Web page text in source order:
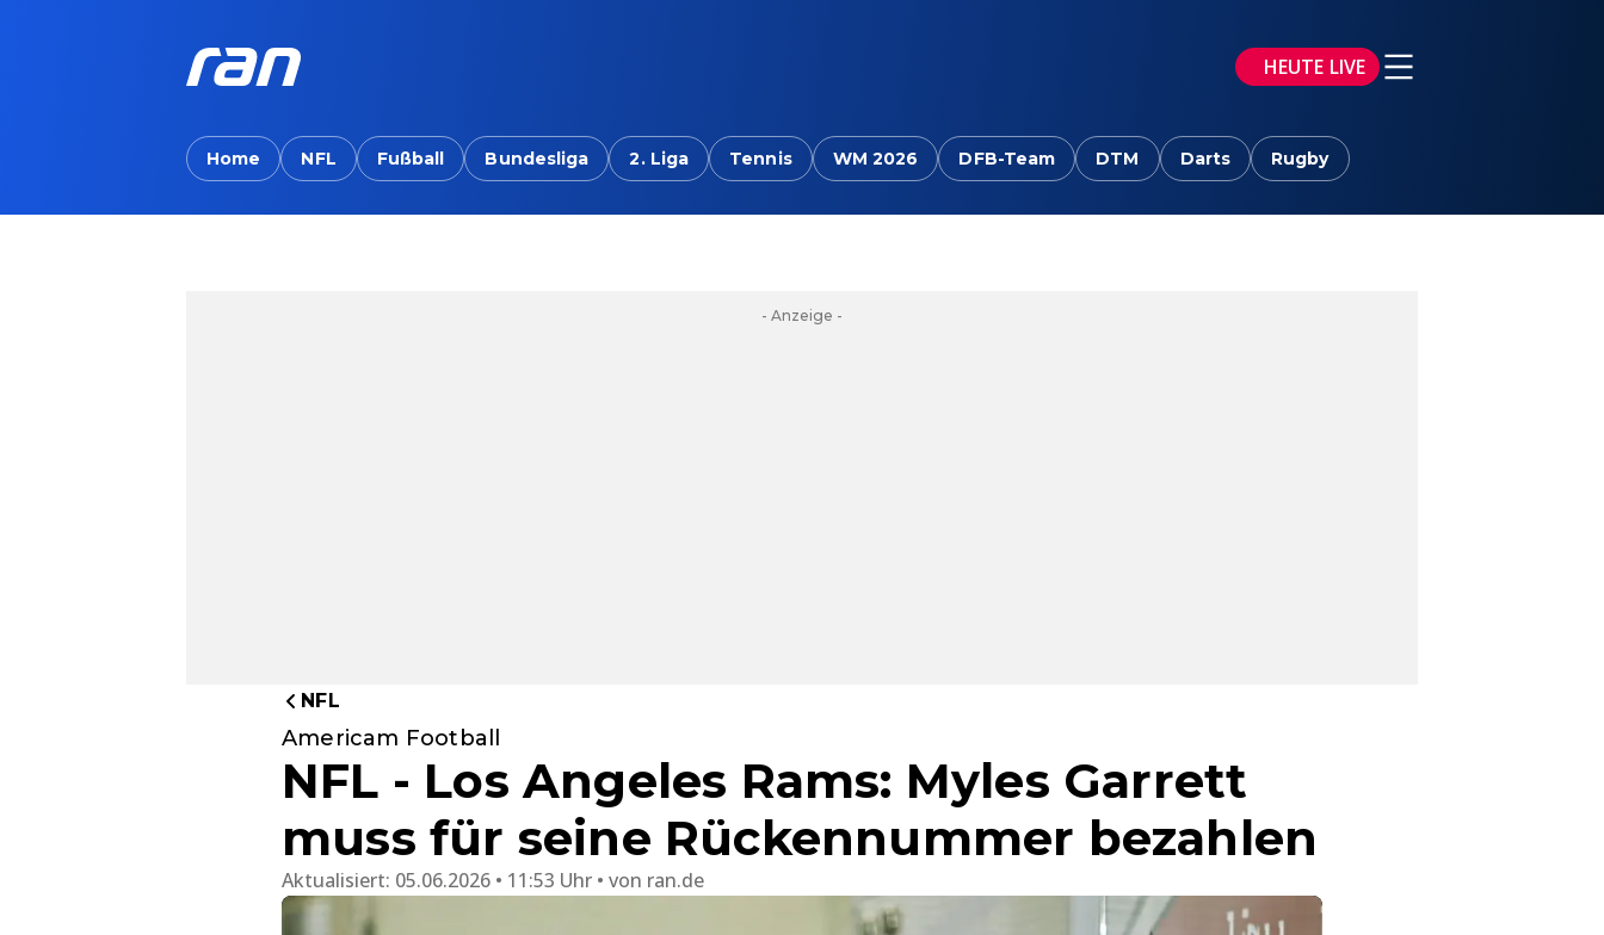
HEUTE LIVE
Home NFL Fußball Bundesliga 2. Liga Tennis WM 2026 DFB-Team DTM Darts Rugby
- Anzeige -
NFL
Americam Football
NFL - Los Angeles Rams: Myles Garrett
muss für seine Rückennummer bezahlen
Aktualisiert: 05.06.2026 • 11:53 Uhr von ran.de